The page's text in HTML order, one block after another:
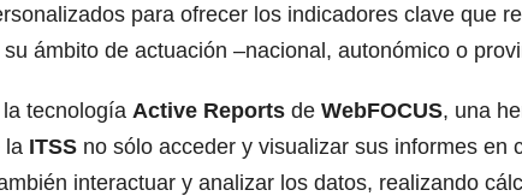
para ofrecer los indicadores clave que
ámbito de actuación –nacional, autonómico o
tecnología Active Reports de WebFOCUS, una
la ITSS no sólo acceder y visualizar sus informes en
interactuar y analizar los datos, realizando